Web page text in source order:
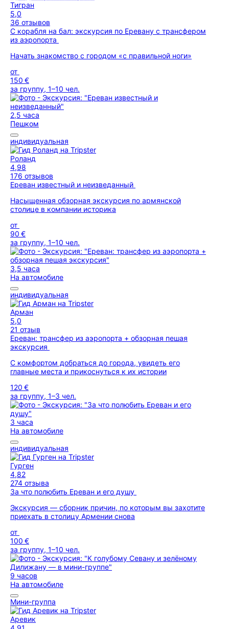
Тигран
5,0
36 отзывов
С корабля на бал: экскурсия по Еревану с трансфером
из аэропорта
Начать знакомство с городом «с правильной ноги»
от
150 €
за группу, 1–10 чел.
2,5 часа
Пешком
индивидуальная
Роланд
4,98
176 отзывов
Ереван известный и неизведанный
Насыщенная обзорная экскурсия по армянской
столице в компании историка
от
90 €
за группу, 1–10 чел.
3,5 часа
На автомобиле
индивидуальная
Арман
5,0
21 отзыв
Ереван: трансфер из аэропорта + обзорная пешая
экскурсия
С комфортом добраться до города, увидеть его
главные места и прикоснуться к их истории
120 €
за группу, 1–3 чел.
3 часа
На автомобиле
индивидуальная
Гурген
4,82
274 отзыва
За что полюбить Ереван и его душу
Экскурсия — сборник причин, по которым вы захотите
приехать в столицу Армении снова
от
100 €
за группу, 1–10 чел.
9 часов
На автомобиле
Мини-группа
Аревик